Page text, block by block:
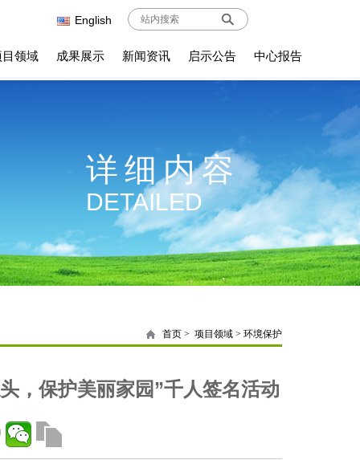
目领域 成果展示 新闻资讯 启示公告 中心报告
English
详细内容
DETAILED
首页 > 项目领域 > 环境保护
，保护美丽家园”千人签名活动